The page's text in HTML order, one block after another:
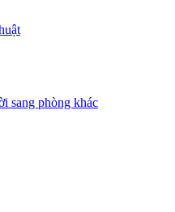
sang phòng khác